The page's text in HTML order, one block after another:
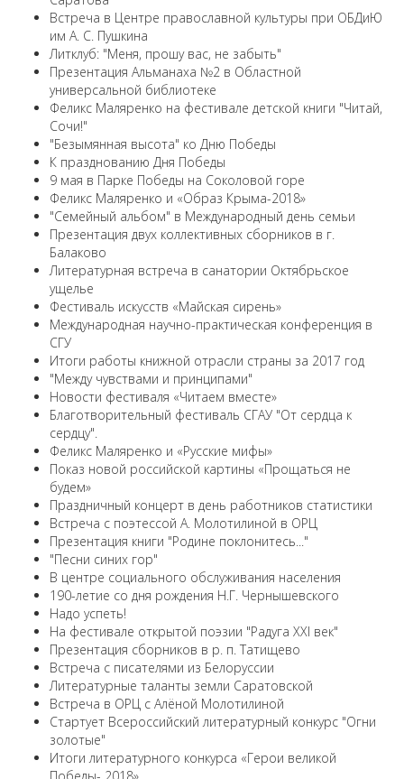
Встреча в Центре православной культуры при ОБДиЮ
им А. С. Пушкина
Литклуб: "Меня, прошу вас, не забыть"
Презентация Альманаха №2 в Областной
универсальной библиотеке
Феликс Маляренко на фестивале детской книги "Читай,
Сочи!"
"Безымянная высота" ко Дню Победы
К празднованию Дня Победы
9 мая в Парке Победы на Соколовой горе
Феликс Маляренко и «Образ Крыма-2018»
"Семейный альбом" в Международный день семьи
Презентация двух коллективных сборников в г.
Балаково
Литературная встреча в санатории Октябрьское
ущелье
Фестиваль искусств «Майская сирень»
Международная научно-практическая конференция в
СГУ
Итоги работы книжной отрасли страны за 2017 год
"Между чувствами и принципами"
Новости фестиваля «Читаем вместе»
Благотворительный фестиваль СГАУ "От сердца к
сердцу".
Феликс Маляренко и «Русские мифы»
Показ новой российской картины «Прощаться не
будем»
Праздничный концерт в день работников статистики
Встреча с поэтессой А. Молотилиной в ОРЦ
Презентация книги "Родине поклонитесь..."
"Песни синих гор"
В центре социального обслуживания населения
190-летие со дня рождения Н.Г. Чернышевского
Надо успеть!
На фестивале открытой поэзии "Радуга XXI век"
Презентация сборников в р. п. Татищево
Встреча с писателями из Белоруссии
Литературные таланты земли Саратовской
Встреча в ОРЦ с Алёной Молотилиной
Cтартует Всероссийский литературный конкурс "Огни
золотые"
Итоги литературного конкурса «Герои великой